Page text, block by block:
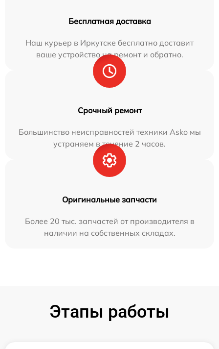
Бесплатная доставка
Наш курьер в Иркутске бесплатно доставит
ваше устройство на ремонт и обратно.
Срочный ремонт
Большинство неисправностей техники Asko мы
устраняем в течение 2 часов.
Оригинальные запчасти
Более 20 тыс. запчастей от производителя в
наличии на собственных складах.
Этапы работы